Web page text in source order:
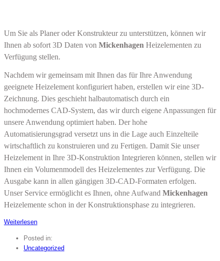
Um Sie als Planer oder Konstrukteur zu unterstützen, können wir
Ihnen ab sofort 3D Daten von Mickenhagen Heizelementen zu
Verfügung stellen.
Nachdem wir gemeinsam mit Ihnen das für Ihre Anwendung
geeignete Heizelement konfiguriert haben, erstellen wir eine 3D-
Zeichnung. Dies geschieht halbautomatisch durch ein
hochmodernes CAD-System, das wir durch eigene Anpassungen für
unsere Anwendung optimiert haben. Der hohe
Automatisierungsgrad versetzt uns in die Lage auch Einzelteile
wirtschaftlich zu konstruieren und zu Fertigen. Damit Sie unser
Heizelement in Ihre 3D-Konstruktion Integrieren können, stellen wir
Ihnen ein Volumenmodell des Heizelementes zur Verfügung. Die
Ausgabe kann in allen gängigen 3D-CAD-Formaten erfolgen.
Unser Service ermöglicht es Ihnen, ohne Aufwand Mickenhagen
Heizelemente schon in der Konstruktionsphase zu integrieren.
Weiterlesen
Posted in:
Uncategorized